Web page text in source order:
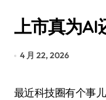
上市真为AI
4 月 22, 2026
最近科技圈有个事儿挺有意思，大家都在讨论